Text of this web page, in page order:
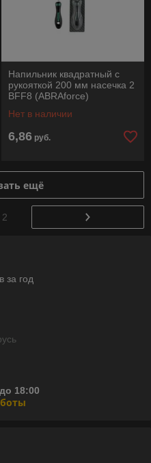
Напильник квадратный с
рукояткой 200 мм насечка 2
BFF8 (ABRAforce)
Нет в наличии
6,86 руб.
ещё
2
за год
18:00